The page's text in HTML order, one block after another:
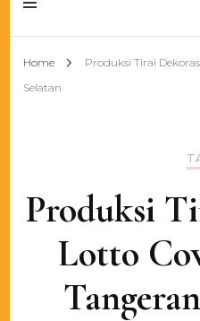
Home
Produksi Tirai
Selatan
Produksi
Lotto